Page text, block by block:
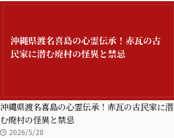
沖縄県渡名喜島の心霊伝承！赤瓦の古民家に潜
む廃村の怪異と禁忌
2026/5/28